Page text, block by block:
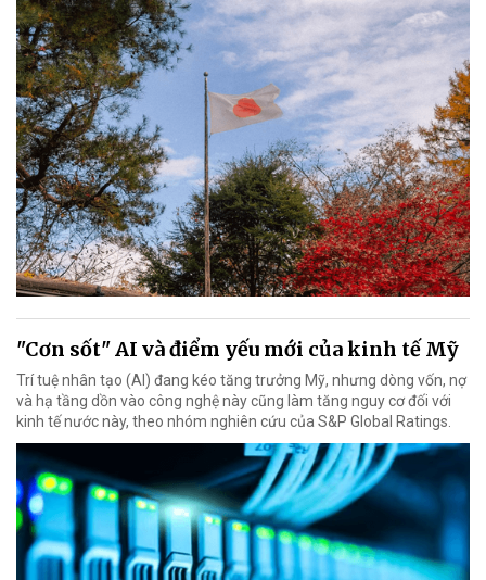
"Cơn sốt" AI và điểm yếu mới của kinh tế Mỹ
Trí tuệ nhân tạo (AI) đang kéo tăng trưởng Mỹ, nhưng dòng vốn, nợ
và hạ tầng dồn vào công nghệ này cũng làm tăng nguy cơ đối với
kinh tế nước này, theo nhóm nghiên cứu của S&P Global Ratings.